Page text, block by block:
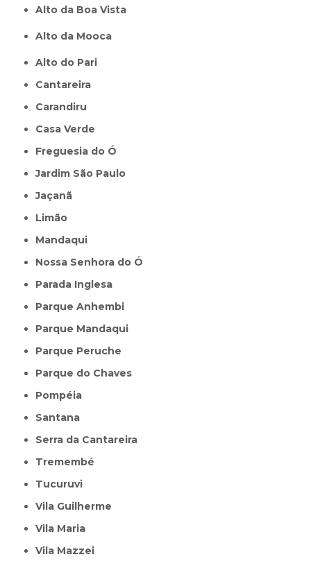
Alto da Boa Vista
Alto da Mooca
Alto do Pari
Cantareira
Carandiru
Casa Verde
Freguesia do Ó
Jardim São Paulo
Jaçanã
Limão
Mandaqui
Nossa Senhora do Ó
Parada Inglesa
Parque Anhembi
Parque Mandaqui
Parque Peruche
Parque do Chaves
Pompéia
Santana
Serra da Cantareira
Tremembé
Tucuruvi
Vila Guilherme
Vila Maria
Vila Mazzei